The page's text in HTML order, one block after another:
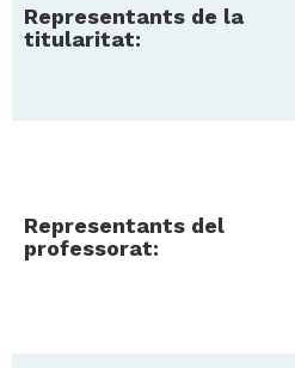
Representants de la
titularitat:
Representants del
professorat: